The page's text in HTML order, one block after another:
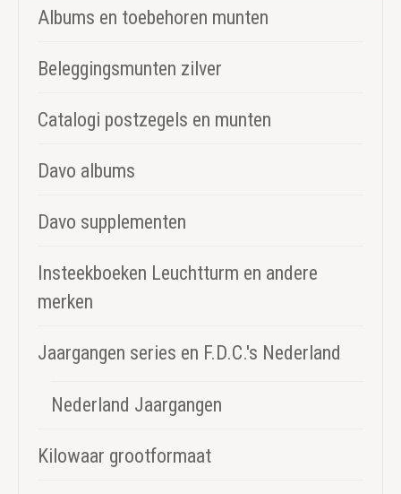
Albums en toebehoren munten
Beleggingsmunten zilver
Catalogi postzegels en munten
Davo albums
Davo supplementen
Insteekboeken Leuchtturm en andere
merken
Jaargangen series en F.D.C.'s Nederland
Nederland Jaargangen
Kilowaar grootformaat